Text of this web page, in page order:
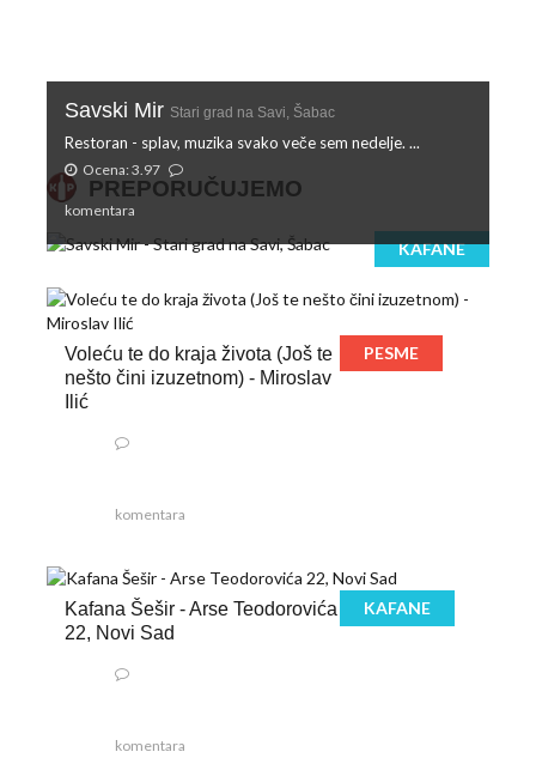
PREPORUČUJEMO
KAFANE
Savski Mir Stari grad na Savi, Šabac
Restoran - splav, muzika svako veče sem nedelje. ...
Ocena: 3.97
komentara
Voleću te do kraja života (Još te
nešto čini izuzetnom) - Miroslav
Ilić
PESME
komentara
Kafana Šešir - Arse Teodorovića
22, Novi Sad
KAFANE
komentara